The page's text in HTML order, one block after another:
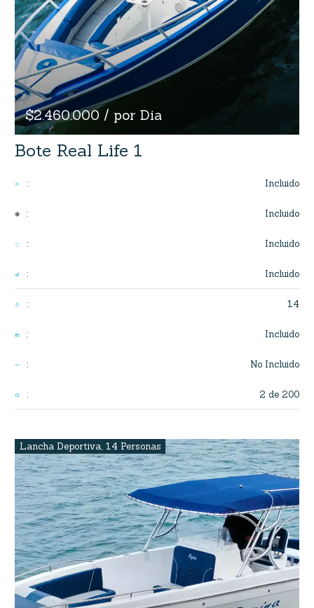
$2.460.000 / por Dia
Bote Real Life 1
: Incluido
: Incluido
: Incluido
: Incluido
: 14
: Incluido
: No Incluido
: 2 de 200
Lancha Deportiva, 14 Personas